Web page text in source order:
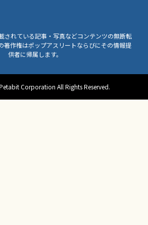
されている記事・写真などコンテンツの無断転
著作権はポップアスリートならびにその情報提
供者に帰属します。
Corporation All Rights Reserved.